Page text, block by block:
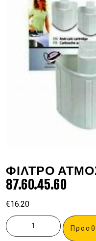
ΦΙΛΤΡΟ
87.60.45.60
€16.20